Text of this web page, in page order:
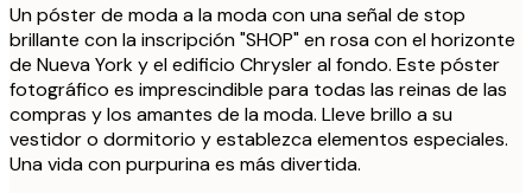
Un póster de moda a la moda con una señal de stop
brillante con la inscripción "SHOP" en rosa con el horizonte
de Nueva York y el edificio Chrysler al fondo. Este póster
fotográfico es imprescindible para todas las reinas de las
compras y los amantes de la moda. Lleve brillo a su
vestidor o dormitorio y establezca elementos especiales.
Una vida con purpurina es más divertida.